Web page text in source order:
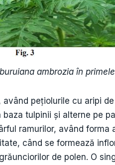
ambrozia în
pețiolurile cu aripi
tulpinii și alterne pe
ramurilor, având
când se formează
de polen. O